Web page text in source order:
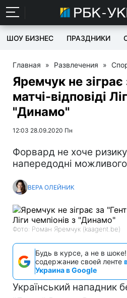
ШОУ БИЗНЕС ПРАЗДНИКИ
Главная » Развлечения »
Яремчук не зіграє
матчі-відповіді
"Динамо"
12:03 28.09.2020 Пн
Форвард не хоче
напередодні
ВЕРА ОЛЕЙНИК
Фото: Роман Яремчук (kaagent.be)
Будь в курсе, а не в
содержание своей ленте
Украина в Google
Український нападник